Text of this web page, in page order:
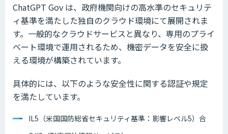
ChatGPT Gov は、政府機関向けの高水準のセキュリテ
ィ基準を満たした独自のクラウド環境にて展開されま
す。一般的なクラウドサービスと異なり、専用のプライ
ベート環境で運用されるため、機密データを安全に扱
える環境が構築されています。
具体的には、以下のような安全性に関する認証や規定
を満たしています。
IL5（米国国防総省セキュリティ基準：影響レベル5）合